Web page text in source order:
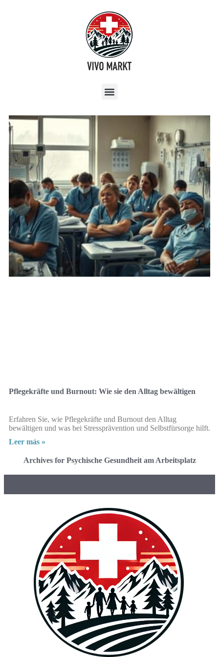
Pflegekräfte und Burnout: Wie sie den Alltag bewältigen
Erfahren Sie, wie Pflegekräfte und Burnout den Alltag
bewältigen und was bei Stressprävention und Selbstfürsorge hilft.
Leer más »
Archives for Psychische Gesundheit am Arbeitsplatz